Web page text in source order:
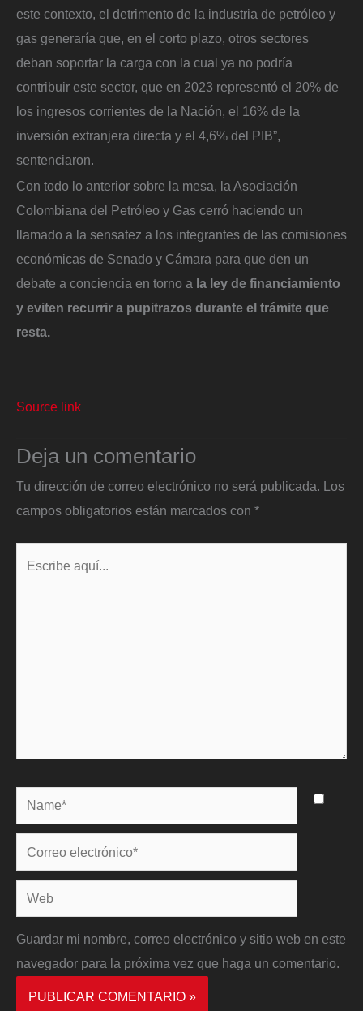
este contexto, el detrimento de la industria de petróleo y
gas generaría que, en el corto plazo, otros sectores
deban soportar la carga con la cual ya no podría
contribuir este sector, que en 2023 representó el 20% de
los ingresos corrientes de la Nación, el 16% de la
inversión extranjera directa y el 4,6% del PIB”,
sentenciaron.
Con todo lo anterior sobre la mesa, la Asociación
Colombiana del Petróleo y Gas cerró haciendo un
llamado a la sensatez a los integrantes de las comisiones
económicas de Senado y Cámara para que den un
debate a conciencia en torno a la ley de financiamiento
y eviten recurrir a pupitrazos durante el trámite que
resta.
Source link
Deja un comentario
Tu dirección de correo electrónico no será publicada.
Los
campos obligatorios están marcados con *
Name*
Correo
electrónico*
Web
Guardar mi nombre, correo electrónico y sitio web en este
navegador para la próxima vez que haga un comentario.